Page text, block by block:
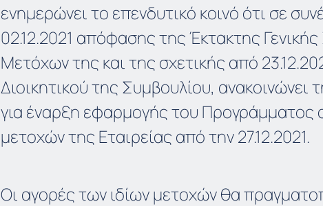
ενημερώνει το επενδυτικό κοινό ότι σε
02.12.2021 απόφασης της Έκτακτης
Μετόχων της και της σχετικής από
Διοικητικού της Συμβουλίου, ανακοινώνει
για έναρξη εφαρμογής του Προγράμματος
μετοχών της Εταιρείας από την 27.12.2021.
Οι αγορές των ιδίων μετοχών θα